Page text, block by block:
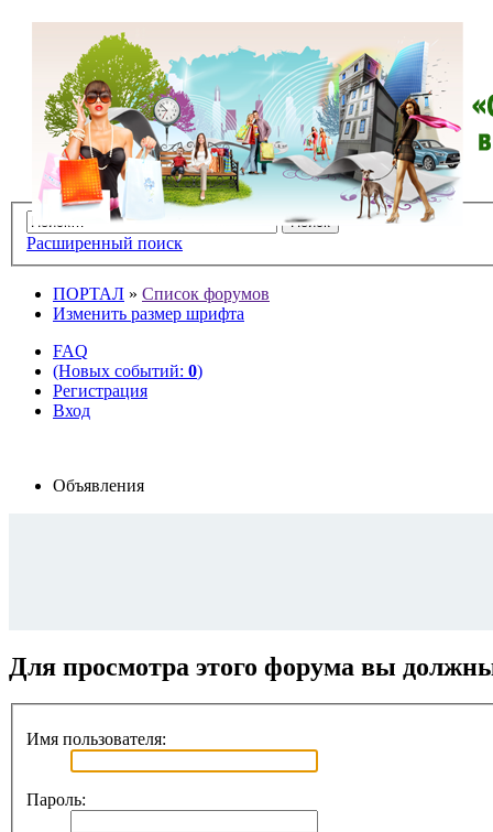
Расширенный поиск
ПОРТАЛ » Список форумов
Изменить размер шрифта
FAQ
(Новых событий: 0)
Регистрация
Вход
Объявления
Для просмотра этого форума вы
Имя пользователя:
Пароль: